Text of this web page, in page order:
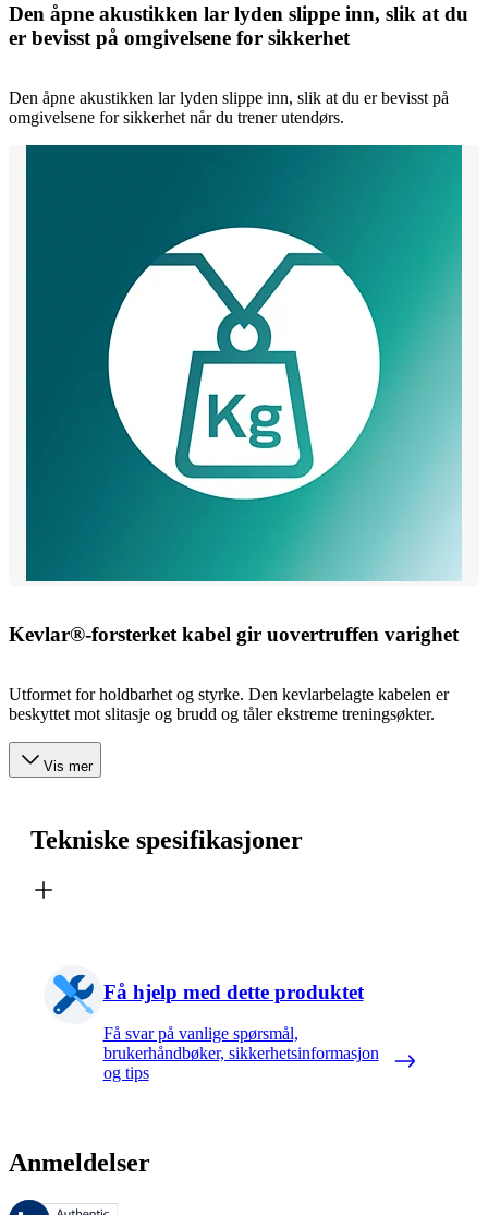
Den åpne akustikken lar lyden slippe inn, slik at du
er bevisst på omgivelsene for sikkerhet
Den åpne akustikken lar lyden slippe inn, slik at du er bevisst på
omgivelsene for sikkerhet når du trener utendørs.
Kevlar®-forsterket kabel gir uovertruffen varighet
Utformet for holdbarhet og styrke. Den kevlarbelagte kabelen er
beskyttet mot slitasje og brudd og tåler ekstreme treningsøkter.
Vis mer
Tekniske spesifikasjoner
Få hjelp med dette produktet
Få svar på vanlige spørsmål,
brukerhåndbøker, sikkerhetsinformasjon
og tips
Anmeldelser
Disse anmeldelsene forvaltes av Bazaarvoice og overholder